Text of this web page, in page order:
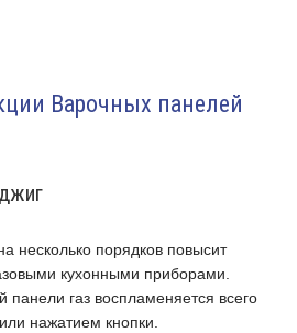
Варочных панелей
несколько порядков повысит
кухонными приборами.
газ воспламеняется всего
нажатием кнопки.